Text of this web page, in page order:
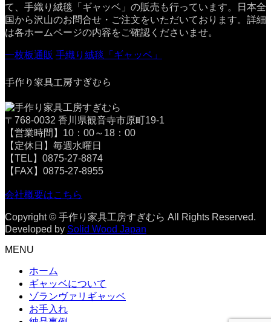
て、手織り絨毯「ギャッベ」の販売も行っています。日本全
国から沢山のお問合せ・ご注文をいただいております。詳細
は各ホームページの内容をご確認くださいませ。
一枚板通販 手織り絨毯「ギャッベ」
手作り家具工房すぎむら
〒768-0032 香川県観音寺市原町19-1
【営業時間】10：00～18：00
【定休日】毎週水曜日
【TEL】0875-27-8874
【FAX】0875-27-8955
会社概要はこちら
Copyright © 手作り家具工房すぎむら All Rights Reserved.
Developed by Solid Wood Japan
MENU
ホーム
ギャッベについて
ゾランヴァリギャッベ
お手入れ